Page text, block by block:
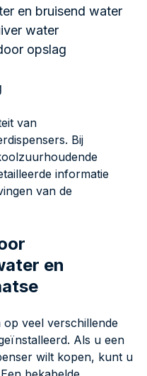
en bruisend water
water
opslag
van
Bij
informatie
van de
en
veel verschillende
Als u een
wilt kopen, kunt u